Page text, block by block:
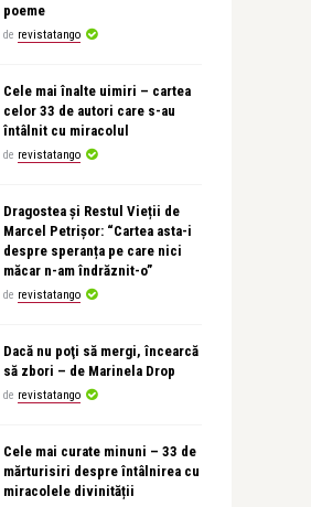
poeme
de revistatango
Cele mai înalte uimiri – cartea
celor 33 de autori care s-au
întâlnit cu miracolul
de revistatango
Dragostea și Restul Vieții de
Marcel Petrișor: “Cartea asta-i
despre speranța pe care nici
măcar n-am îndrăznit-o”
de revistatango
Dacă nu poţi să mergi, încearcă
să zbori – de Marinela Drop
de revistatango
Cele mai curate minuni – 33 de
mărturisiri despre întâlnirea cu
miracolele divinității